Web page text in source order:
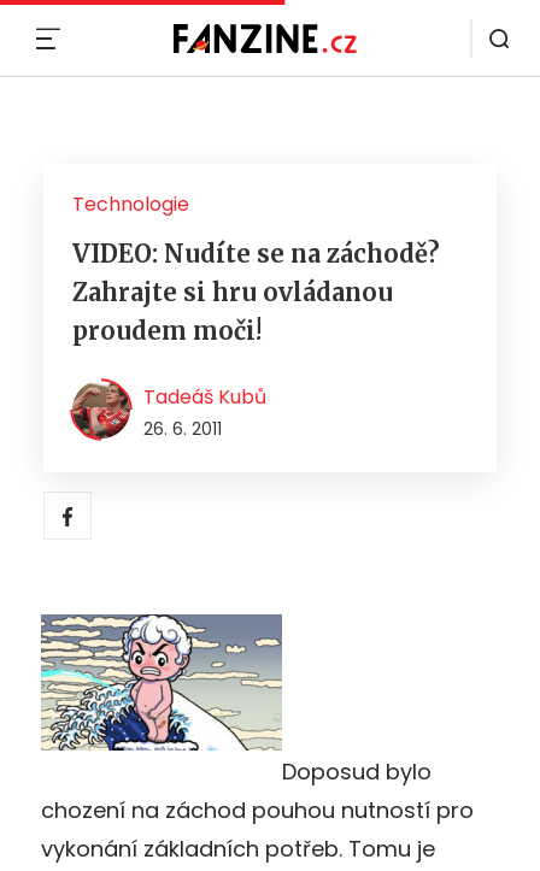
Technologie
VIDEO: Nudíte se na záchodě?
Zahrajte si hru ovládanou
proudem moči!
Tadeáš Kubů
26. 6. 2011
Doposud bylo
chození na záchod pouhou nutností pro
vykonání základních potřeb. Tomu je